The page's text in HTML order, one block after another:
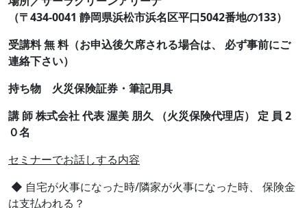
（〒434-0041 静岡県浜松市浜名区平口5042番地の133）
受講料 無 料（お申込後欠席される場合は、 必ず事前にご
連絡下さい）
持ち物 火災保険証券・筆記用具
講 師 株式会社 代表 渥美 朋久 （火災保険代理店） 定 員 2
０名
セミナーでお話しする内容
◆ 自宅が火事になった時/隣家が火事になった時、 保険金
は支払われる？